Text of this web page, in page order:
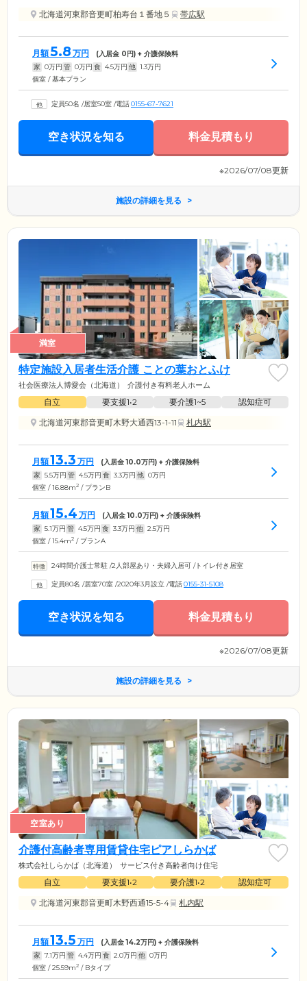
北海道河東郡音更町柏寿台１番地５
帯広駅
月額5.8 万円 (入居金 0円) + 介護保険料
家 0万円 管 0万円 食 4.5万円 他 1.3万円
個室 / 基本プラン
定員50名 /居室50室 /電話0155-67-7621
空き状況を知る 料金見積もり
※2026/07/08更新
施設の詳細を見る
満室
特定施設入居者生活介護 ことの葉おとふけ
社会医療法人博愛会（北海道） 介護付き有料老人ホーム
自立 要支援1•2 要介護1~5
認知症可
北海道河東郡音更町木野大通西13-1-11
札内駅
月額13.3 万円 (入居金10.0万円) + 介護保険料
家 5.5万円 管 4.5万円 食 3.3万円 他 0万円
個室 / 16.88m2 / プランB
月額15.4 万円 (入居金10.0万円) + 介護保険料
家 5.1万円 管 4.5万円 食 3.3万円 他 2.5万円
個室 / 15.4m2 / プランA
24時間介護士常駐 /2人部屋あり・夫婦入居可 /トイレ付き居室
定員80名 /居室70室 /2020年3月設立 /電話0155-31-5108
空き状況を知る 料金見積もり
※2026/07/08更新
施設の詳細を見る
空室あり
介護付高齢者専用賃貸住宅ピアしらかば
株式会社しらかば（北海道） サービス付き高齢者向け住宅
自立 要支援1•2 要介護1•2
認知症可
北海道河東郡音更町木野西通15-5-4
札内駅
月額13.5 万円 (入居金14.2万円) + 介護保険料
家 7.1万円 管 4.4万円 食 2.0万円 他 0万円
個室 / 25.59m2 / Bタイプ